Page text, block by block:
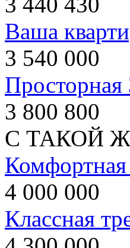
Ваша
3 540 000
Просторная
3 800 800
С ТАКОЙ
Комфортная
4 000 000
Классная